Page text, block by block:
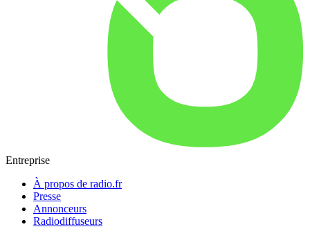
Entreprise
À propos de radio.fr
Presse
Annonceurs
Radiodiffuseurs